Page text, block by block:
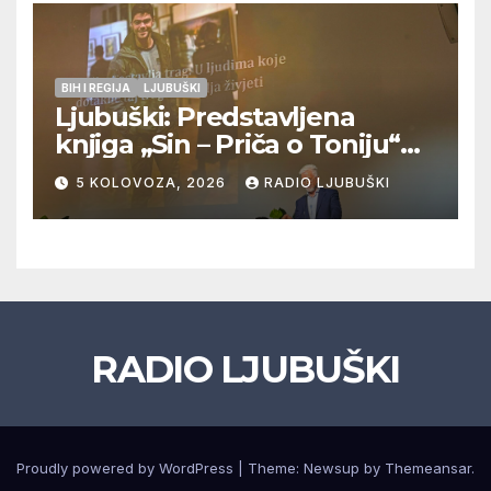
BIH I REGIJA LJUBUŠKI
Ljubuški: Predstavljena
knjiga „Sin – Priča o Toniju“
dr. sc. Zdenka Hercega
5 KOLOVOZA, 2026 RADIO LJUBUŠKI
RADIO LJUBUŠKI
Proudly powered by WordPress Theme: Newsup by Themeansar.